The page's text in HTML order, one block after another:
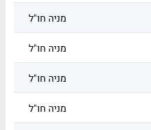
מניה חו"ל
מניה חו"ל
מניה חו"ל
מניה חו"ל